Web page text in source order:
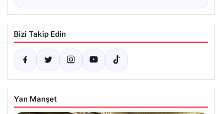
Bizi Takip Edin
Yan Manşet